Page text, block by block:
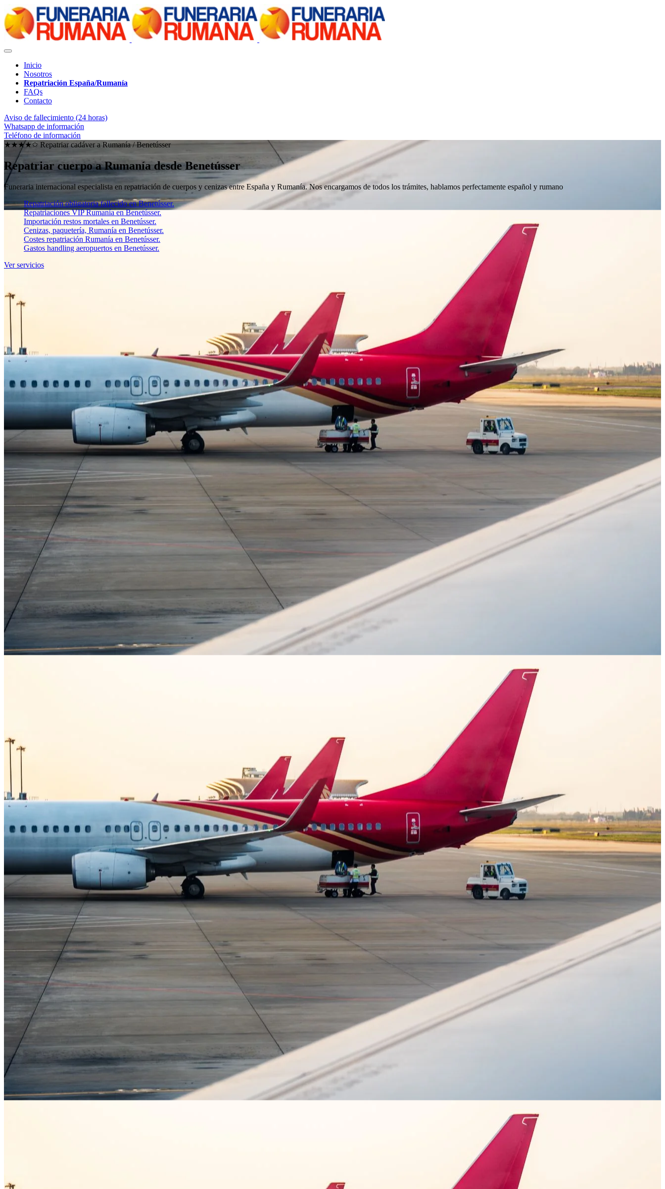
Inicio
Nosotros
Repatriación España/Rumanía
FAQs
Contacto
Aviso de fallecimiento (24 horas)
Whatsapp de información
Teléfono de información
★★★★✩ Repatriar cadáver a Rumanía /Benetússer
Repatriar cuerpo a Rumanía desde Benetússer
Funeraria internacional especialista en repatriación de cuerpos y cenizas entre España y Rumanía. Nos encargamos de todos los trámites, hablamos perfectamente español y rumano
Repatriación obligatoria fallecido en Benetússer.
Repatriaciones VIP Rumanía en Benetússer.
Importación restos mortales en Benetússer.
Cenizas, paquetería, Rumanía en Benetússer.
Costes repatriación Rumanía en Benetússer.
Gastos handling aeropuertos en Benetússer.
Ver servicios